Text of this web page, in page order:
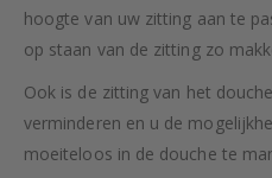
hoogte van uw zitting aan te
op staan van de zitting zo
Ook is de zitting van het
verminderen en u de
moeiteloos in de douche te